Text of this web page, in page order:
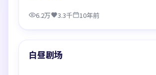
6.2万 3.3千 10年前
最新
白昼剧场